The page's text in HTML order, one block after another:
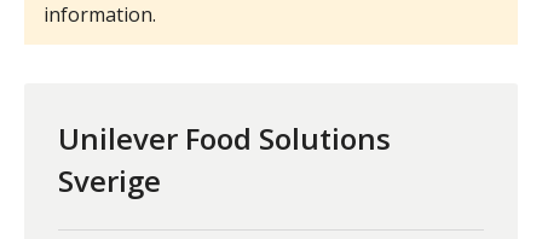
information.
Unilever Food Solutions
Sverige